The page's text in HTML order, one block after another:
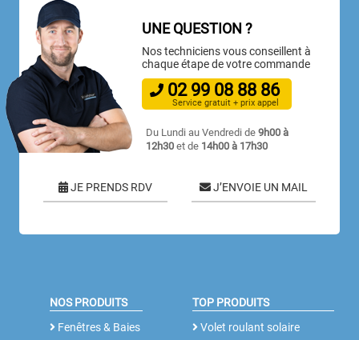
UNE QUESTION ?
Nos techniciens vous conseillent à
chaque étape de votre commande
02 99 08 88 86
Service gratuit + prix appel
Du Lundi au Vendredi de9h00 à
12h30 et de 14h00 à 17h30
JE PRENDS RDV J’ENVOIE UN MAIL
NOS PRODUITS
Fenêtres & Baies
TOP PRODUITS
Volet roulant solaire